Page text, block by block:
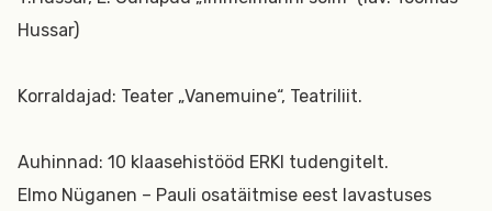
Hussar)
Korraldajad: Teater „Vanemuine“, Teatriliit.
Auhinnad: 10 klaasehistööd ERKI tudengitelt.
Elmo Nüganen – Pauli osatäitmise eest lavastuses